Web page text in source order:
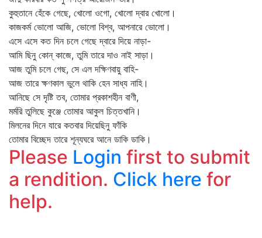
কুহুতানে হেঁকে গেছে, খোলো ওগো, খোলো দ্বার খোলো।
কাজকর্ম ভোলো আজি, ভোলো বিশ্ব, আপনারে ভোলো।
এসে এসে কত দিন চলে গেছে দ্বারে দিয়ে নাড়া-
আমি ছিনু কোন্‌ কাজে, তুমি তারে দাও নাই সাড়া।
আজ তুমি চলে গেছ, সে এল দক্ষিণবায়ু বাহি-
আজ তারে ক্ষণকাল ভুলে থাকি হেন সাধ্য নাহি।
আনিছে সে দৃষ্টি তব, তোমার প্রকাশহীন বাণী,
মর্মরি তুলিছে কুঞ্জে তোমার আকুল চিত্তখানি।
মিলনের দিনে যারে কতবার দিয়েছিনু ফাঁকি
তোমার বিচ্ছেদ তারে শূন্যঘরে আনে ডাকি ডাকি।
Please Login first to submit
a rendition. Click here for
help.